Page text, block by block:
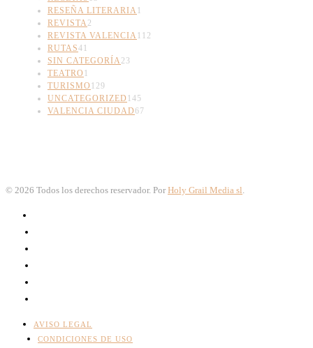
RESEÑA LITERARIA 1
REVISTA 2
REVISTA VALENCIA 112
RUTAS41
SIN CATEGORÍA 23
TEATRO 1
TURISMO 129
UNCATEGORIZED 145
VALENCIA CIUDAD67
© 2026 Todos los derechos reservador. Por Holy Grail Media sl
AVISO LEGAL
CONDICIONES DE USO